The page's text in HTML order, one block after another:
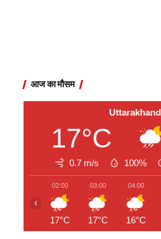
आज का मौसम
Uttarakhand
17°C
0.7 m/s 100%
02:00
17°C
03:00
17°C
04:00
16°C
‹